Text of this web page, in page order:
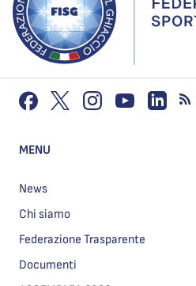
MENU
News
Chi siamo
Federazione Trasparente
Documenti